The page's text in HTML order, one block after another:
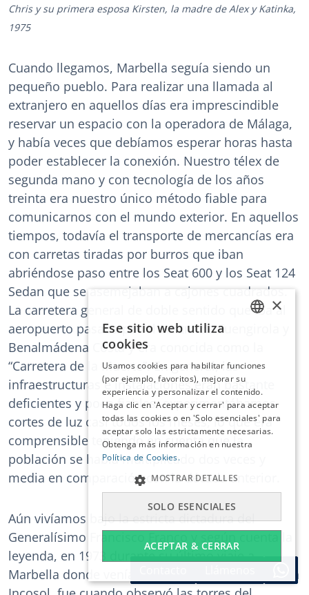
Chris y su primera esposa Kirsten, la madre de Alex y Katinka,
1975
Cuando llegamos, Marbella seguía siendo un
pequeño pueblo. Para realizar una llamada al
extranjero en aquellos días era imprescindible
reservar un espacio con la operadora de Málaga,
y había veces que debíamos esperar horas hasta
poder establecer la conexión. Nuestro télex de
segunda mano y con tecnología de los años
treinta era nuestro único método fiable para
comunicarnos con el mundo exterior. En aquellos
tiempos, todavía el transporte de mercancías era
con carretas tiradas por burros que iban
abriéndose paso entre los Seat 600 y los Seat 124
Sedan que se asemejaban a cajones cuadrados.
La carretera general de doble sentido que iba al
aeropuerto pasaba por el centro de Fuengirola y
Benalmádena Costa y era conocida como la
“Carretera de la Muerte”. En general, las
infraestructuras e instalaciones eran bastante
deficientes y poco fiables, experimentábamos
cortes de luz casi todos los meses, lo que era
comprensible teniendo en cuenta que la
población se había multiplicado dos veces y
media en comparación con la década anterior.
Aún vivíamos bajo la estricta dictadura del
Generalísimo Francisco Franco y según cuenta la
leyenda, en 1973 durante su último viaje a
Marbella donde venía a inaugurar la nueva Clínica
DEUTSCH
FRANÇAIS
NEDERLANDS
×
Ese sitio web utiliza
cookies
Usamos cookies para habilitar funciones
(por ejemplo, favoritos), mejorar su
experiencia y personalizar el contenido.
Haga clic en 'Aceptar y cerrar' para aceptar
todas las cookies o en 'Solo esenciales' para
aceptar solo las estrictamente necesarias.
Obtenga más información en nuestra
Política de Cookies.
ACEPTAR & CERRAR
SOLO ESENCIALES
MOSTRAR DETALLES